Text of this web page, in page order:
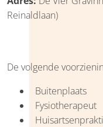
Reinaldlaan)
De volgende
Buitenplaats
Fysiotherapeut